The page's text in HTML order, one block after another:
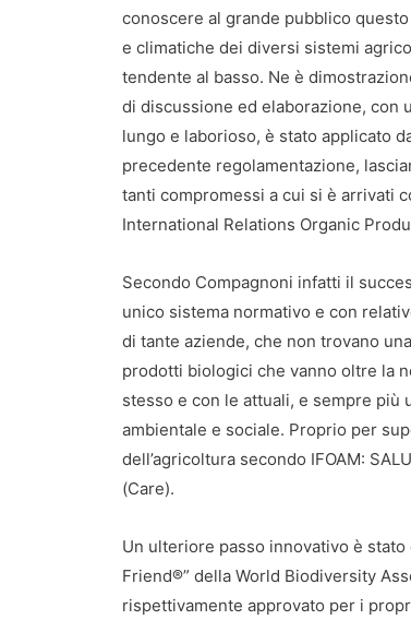
conoscere al grande pubblico
e climatiche dei diversi sistemi
tendente al basso. Ne è
di discussione ed elaborazione, con
lungo e laborioso, è stato applicato
precedente regolamentazione,
tanti compromessi a cui si è arrivati
International Relations Organic
Secondo Compagnoni infatti il
unico sistema normativo e con
di tante aziende, che non trovano
prodotti biologici che vanno oltre la
stesso e con le attuali, e sempre
ambientale e sociale. Proprio per
dell’agricoltura secondo IFOAM:
(Care).
Un ulteriore passo innovativo è
Friend®” della World Biodiversity
rispettivamente approvato per i